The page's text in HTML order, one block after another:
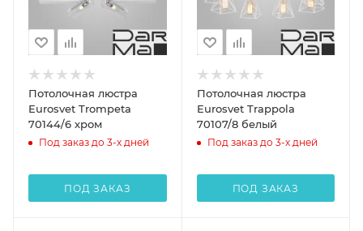
Потолочная люстра
Eurosvet Trompeta
70144/6 хром
Под заказ до 3-х дней
ПОД ЗАКАЗ
Потолочная люстра
Eurosvet Trappola
70107/8 белый
Под заказ до 3-х дней
ПОД ЗАКАЗ